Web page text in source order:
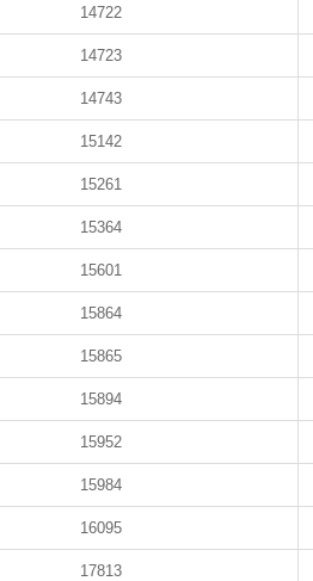
14722
14723
14743
15142
15261
15364
15601
15864
15865
15894
15952
15984
16095
17813